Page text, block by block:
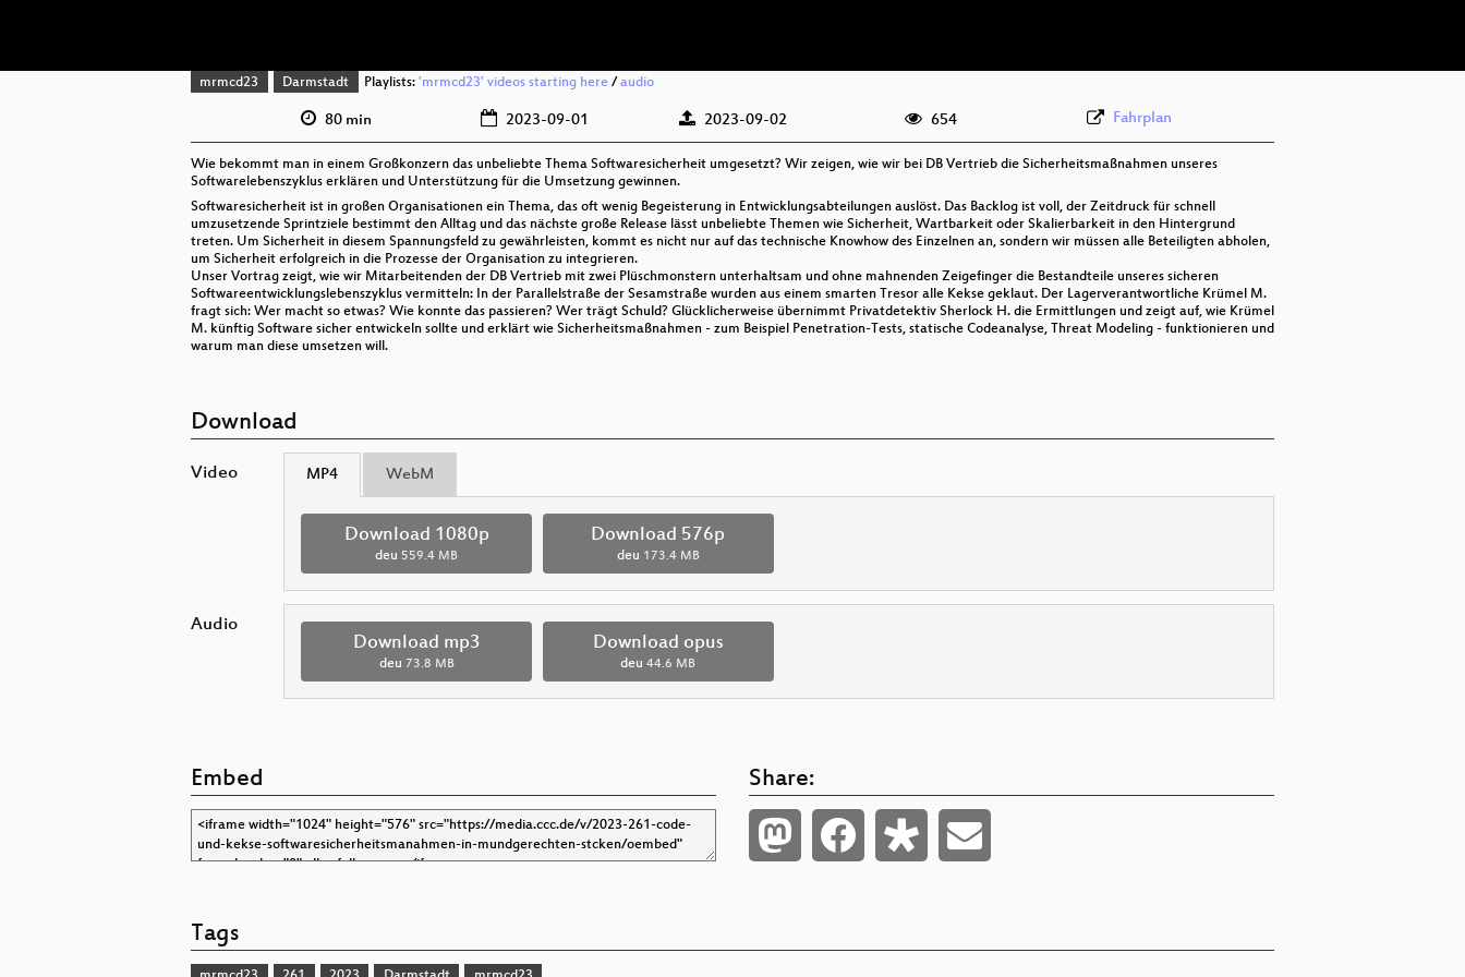
mrmcd23 Darmstadt Playlists: 'mrmcd23' videos starting here/ audio
80 min 2023-09-01 2023-09-02 654 Fahrplan
Wie bekommt man in einem Großkonzern das unbeliebte Thema Softwaresicherheit umgesetzt? Wir zeigen, wie wir bei DB Vertrieb die Sicherheitsmaßnahmen unseres
Softwarelebenszyklus erklären und Unterstützung für die Umsetzung gewinnen.
Softwaresicherheit ist in großen Organisationen ein Thema, das oft wenig Begeisterung in Entwicklungsabteilungen auslöst. Das Backlog ist voll, der Zeitdruck für schnell
umzusetzende Sprintziele bestimmt den Alltag und das nächste große Release lässt unbeliebte Themen wie Sicherheit, Wartbarkeit oder Skalierbarkeit in den Hintergrund
treten. Um Sicherheit in diesem Spannungsfeld zu gewährleisten, kommt es nicht nur auf das technische Knowhow des Einzelnen an, sondern wir müssen alle Beteiligten abholen,
um Sicherheit erfolgreich in die Prozesse der Organisation zu integrieren.
Unser Vortrag zeigt, wie wir Mitarbeitenden der DB Vertrieb mit zwei Plüschmonstern unterhaltsam und ohne mahnenden Zeigefinger die Bestandteile unseres sicheren
Softwareentwicklungslebenszyklus vermitteln: In der Parallelstraße der Sesamstraße wurden aus einem smarten Tresor alle Kekse geklaut. Der Lagerverantwortliche Krümel M.
fragt sich: Wer macht so etwas? Wie konnte das passieren? Wer trägt Schuld? Glücklicherweise übernimmt Privatdetektiv Sherlock H. die Ermittlungen und zeigt auf, wie Krümel
M. künftig Software sicher entwickeln sollte und erklärt wie Sicherheitsmaßnahmen - zum Beispiel Penetration-Tests, statische Codeanalyse, Threat Modeling - funktionieren und
warum man diese umsetzen will.
Download
Video MP4 WebM
Download 1080p
deu 559.4 MB
Download 576p
deu 173.4 MB
Audio
Download mp3
deu 73.8 MB
Download opus
deu 44.6 MB
Embed Share:
Tags